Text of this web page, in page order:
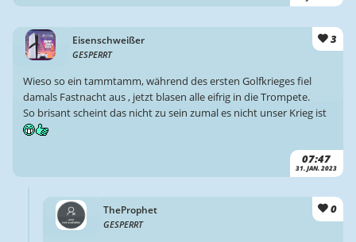
Eisenschweißer
GESPERRT
3
07:47
31. JAN. 2023
Wieso so ein tammtamm, während des ersten Golfkrieges fiel
damals Fastnacht aus , jetzt blasen alle eifrig in die Trompete.
So brisant scheint das nicht zu sein zumal es nicht unser Krieg ist
TheProphet
GESPERRT
0